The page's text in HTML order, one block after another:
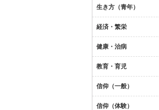
生き方（青年）
経済・繁栄
健康・治病
教育・育児
信仰（一般）
信仰（体験）